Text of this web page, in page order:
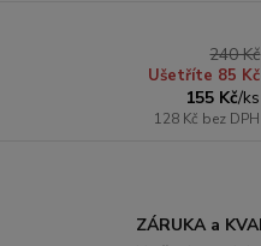
240 Kč
Ušetříte 85 Kč
155 Kč/ks
128 Kč bez DPH
ZÁRUKA a